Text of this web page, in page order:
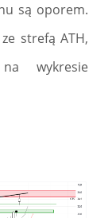
są oporem.
strefą ATH,
wykresie